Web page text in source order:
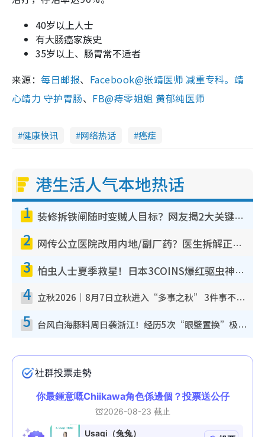
40岁以上人士
有大肠癌家族史
35岁以上、肠胃常不适者
来源：每日邮报、 Facebook@张靖医师 减重专科。靖
心靖力 守护胃肠、 FB@痔零姐姐 黄郁纯医师
健康快讯 网络热话 癌症
港生活人气本地热话
1 装修拆铁闸随时变贼人目标？网友揭2大关键用途：装新款等于白装？附新旧铁闸分别
2 网传公立医院改用内地/副厂药？医生拆解正副厂分别，揭4类人换药随时出事
3 怕虫人士夏季救星！日本3COINS爆红驱虫神器$45起 1招“全程免触碰”轻松搞定小强
4 立秋2026｜8月7日立秋进入“多事之秋” 3件事不可做！专家教6招开运 清杂物／钱包纳气接好运
5 台风白海豚料周日袭浙江！经历5次“眼壁置换”极罕见 成登陆内地最长途台风